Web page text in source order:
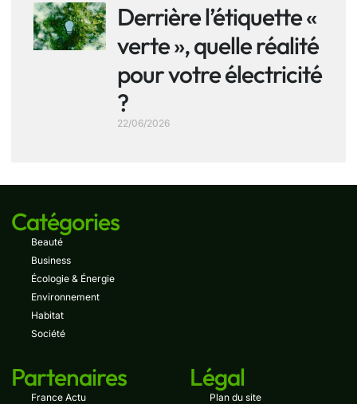
Derrière l’étiquette «
verte », quelle réalité
pour votre électricité
?
22/06/2026
Catégories
Beauté
Business
Écologie & Énergie
Environnement
Habitat
Société
Partenaires
France Actu
Légal
Plan du site